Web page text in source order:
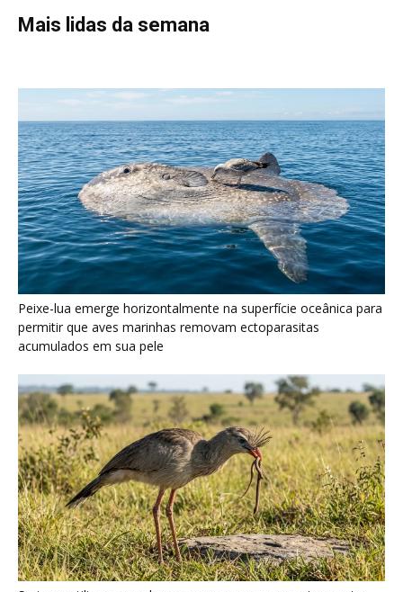
Poraquê sincroniza descargas elétricas em grupo para
amplificar campo elétrico e atordoar cardumes de peixes
maiores na Amazônia
Seriema combina corridas em alta velocidade e arremessos
contra rochas para imobilizar serpentes peçonhentas no
cerrado